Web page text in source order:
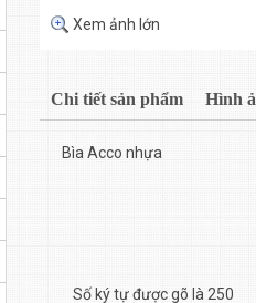
Xem ảnh lớn
Chi tiết sản phẩm Hình
Bìa Acco nhựa
Số ký tự được gõ là 250